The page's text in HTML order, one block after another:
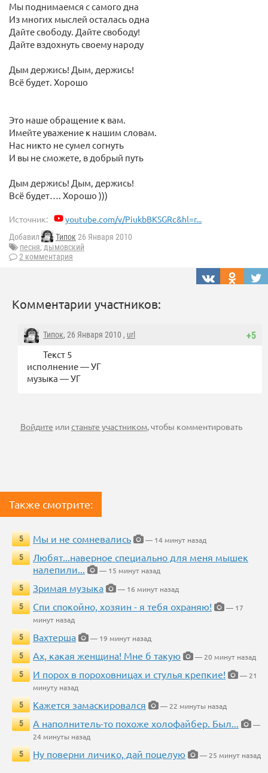
Мы поднимаемся с самого дна
Из многих мыслей осталась одна
Дайте свободу. Дайте свободу!
Дайте вздохнуть своему народу
Дым держись! Дым, держись!
Всё будет. Хорошо
Это наше обращение к вам.
Имейте уважение к нашим словам.
Нас никто не сумел согнуть
И вы не сможете, в добрый путь
Дым держись! Дым, держись!
Всё будет…. Хорошо )))
Источник: youtube.com/v/PiukbBKSGRc&hl=r...
Добавил Типок 26 Января 2010
песня, дымовский
2 комментария
Комментарии участников:
+5
Типок, 26 Января 2010 , url
Текст 5
исполнение — УГ
музыка — УГ
Войдите илистаньте участником, чтобы комментировать
Также смотрите:
5 Мы и не сомневались
— 14 минут назад
5
Любят...наверное специально для меня мышек
налепили...
— 15 минут назад
5
Зримая музыка
— 16 минут назад
5
Спи спокойно, хозяин - я тебя охраняю!
— 17
минут назад
5
Вахтерша
— 19 минут назад
5
Ах, какая женщина! Мне б такую
— 20 минут назад
5
И порох в пороховницах и стулья крепкие!
— 21
минуту назад
5
Кажется замаскировался
— 22 минуты назад
5
А наполнитель-то похоже холофайбер. Был...
—
24 минуты назад
5
Ну поверни личико, дай поцелую — 25 минут назад